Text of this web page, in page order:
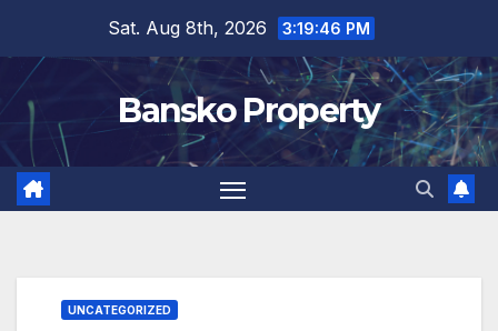
content
Sat. Aug 8th, 2026 3:19:47 PM
Bansko Property
UNCATEGORIZED